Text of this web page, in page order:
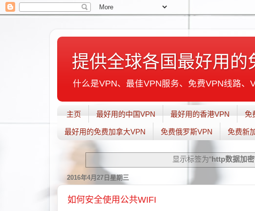
提供全球各国最好用的
什么是VPN、最佳VPN服务、免费VPN线路
主页 最好用的中国VPN 最好用的香港VPN 免
最好用的免费加拿大VPN 免费俄罗斯VPN 免费新
显示标签为“http数据加密
2016年4月27日星期三
如何安全使用公共WIFI